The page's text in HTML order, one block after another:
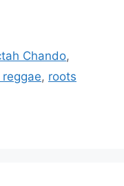
Chando,
, roots